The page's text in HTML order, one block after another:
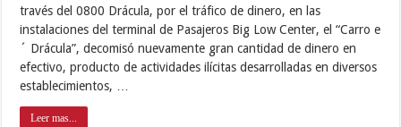
través del 0800 Drácula, por el tráfico de dinero, en las
instalaciones del terminal de Pasajeros Big Low Center, el “Carro e
´ Drácula”, decomisó nuevamente gran cantidad de dinero en
efectivo, producto de actividades ilícitas desarrolladas en diversos
establecimientos, …
Leer mas...